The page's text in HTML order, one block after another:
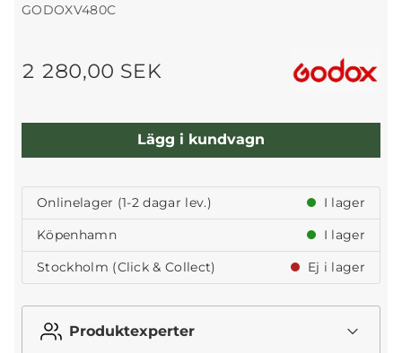
GODOXV480C
2 280,00 SEK
Lägg i kundvagn
Onlinelager (1-2 dagar lev.)
I lager
Köpenhamn
I lager
Stockholm (Click & Collect)
Ej i lager
Produktexperter